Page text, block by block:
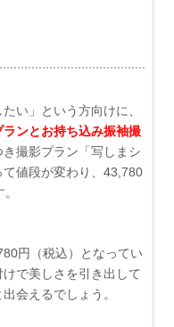
い」という方向けに、
ンとお持ち込み振袖撮
撮影プラン「写しまシ
値段が変わり、43,780
円（税込）となってい
で美しさを引き出して
会えるでしょう。